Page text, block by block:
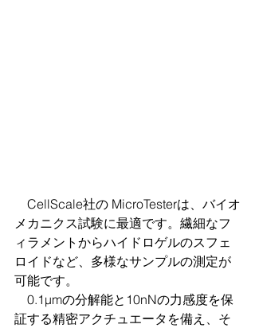
CellScale社の MicroTesterは、バイオ
メカニクス試験に最適です。繊細なフ
ィラメントからハイドロゲルのスフェ
ロイドなど、多様なサンプルの測定が
可能です。
0.1μmの分解能と10nNの力感度を保
証する精密アクチュエータを備え、そ